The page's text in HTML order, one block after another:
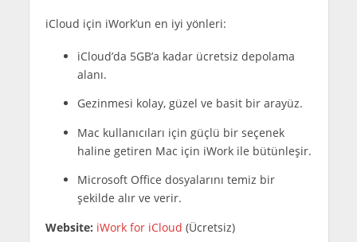
iCloud için iWork’un en iyi yönleri:
iCloud’da 5GB’a kadar ücretsiz depolama
alanı.
Gezinmesi kolay, güzel ve basit bir arayüz.
Mac kullanıcıları için güçlü bir seçenek
haline getiren Mac için iWork ile bütünleşir.
Microsoft Office dosyalarını temiz bir
şekilde alır ve verir.
Website: iWork for iCloud (Ücretsiz)